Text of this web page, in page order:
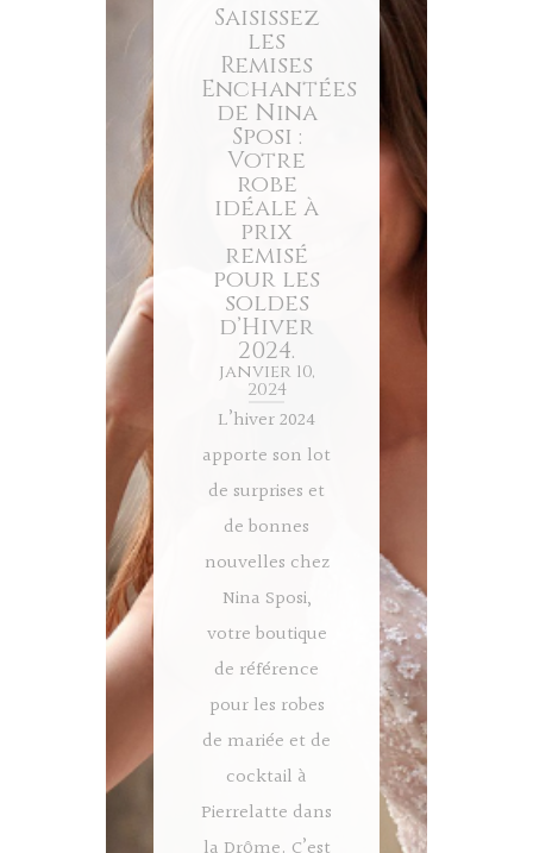
Saisissez
les
Remises
Enchantées
de Nina
Sposi :
Votre
robe
idéale à
prix
remisé
pour les
soldes
d’Hiver
2024.
janvier 10,
2024
L’hiver 2024
apporte son lot
de surprises et
de bonnes
nouvelles chez
Nina Sposi,
votre boutique
de référence
pour les robes
de mariée et de
cocktail à
Pierrelatte dans